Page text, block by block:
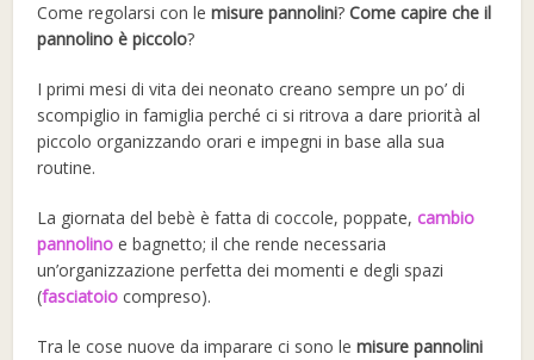
Come regolarsi con lemisure pannolini?Come capire che il
pannolino è piccolo?
I primi mesi di vita dei neonato creano sempre un po’ di
scompiglio in famiglia perché ci si ritrova a dare priorità al
piccolo organizzando orari e impegni in base alla sua
routine.
La giornata del bebè è fatta di coccole, poppate,cambio
pannolino e bagnetto; il che rende necessaria
un’organizzazione perfetta dei momenti e degli spazi
(fasciatoio compreso).
Tra le cose nuove da imparare ci sono lemisure pannolini